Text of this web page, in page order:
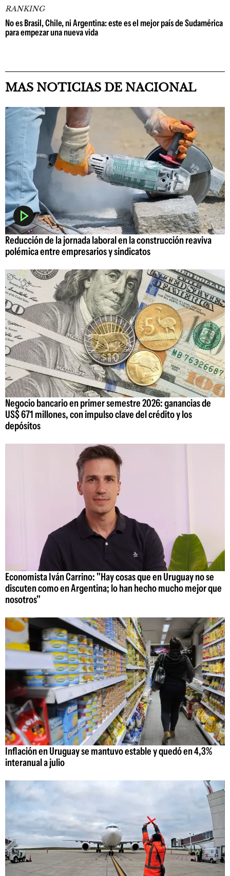
RANKING
No es Brasil, Chile, ni Argentina: este es el mejor país de Sudamérica
para empezar una nueva vida
MAS NOTICIAS DE NACIONAL
Reducción de la jornada laboral en la construcción reaviva
polémica entre empresarios y sindicatos
Negocio bancario en primer semestre 2026: ganancias de
US$ 671 millones, con impulso clave del crédito y los
depósitos
Economista Iván Carrino: "Hay cosas que en Uruguay no se
discuten como en Argentina; lo han hecho mucho mejor que
nosotros"
Inflación en Uruguay se mantuvo estable y quedó en 4,3%
interanual a julio